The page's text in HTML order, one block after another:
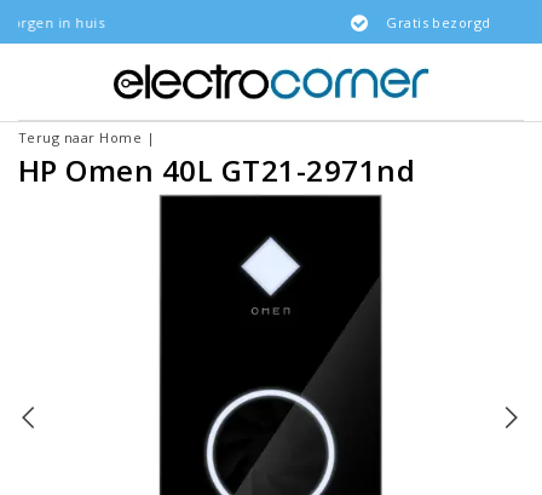
Gratis bezorgd
Terug naar Home |
HP Omen 40L GT21-2971nd